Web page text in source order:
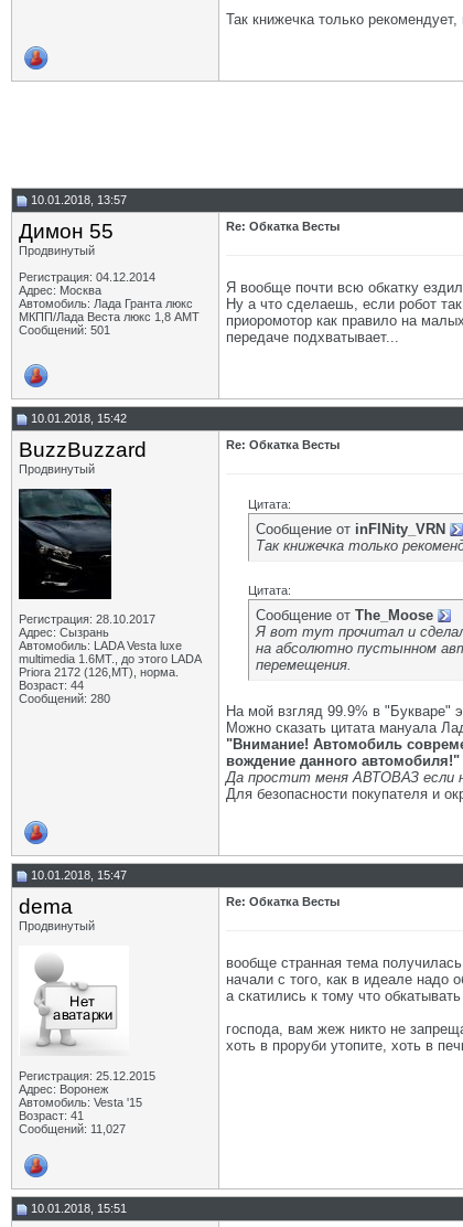
Так книжечка только
10.01.2018, 13:57
Димон 55
Продвинутый
Регистрация: 04.12.2014
Адрес: Москва
Автомобиль: Лада Гранта люкс
МКПП/Лада Веста люкс 1,8 АМТ
Сообщений: 501
Re: Обкатка Весты
Я вообще почти всю обкатку
Ну а что сделаешь, если робот
приоромотор как правило на
передаче подхватывает...
10.01.2018, 15:42
BuzzBuzzard
Продвинутый
Регистрация: 28.10.2017
Адрес: Сызрань
Автомобиль: LADA Vesta luxe
multimedia 1.6MT., до этого LADA
Priora 2172 (126,MT), норма.
Возраст: 44
Сообщений: 280
Re: Обкатка Весты
Цитата:
Сообщение от inFINity_VRN
Так книжечка только
Цитата:
Сообщение от The_Moose
Я вот тут прочитал и
на абсолютно пустынном
перемещения.
На мой взгляд 99.9% в "Букваре"
Можно сказать цитата мануала
"Внимание! Автомобиль
вождение данного автомобиля!"
Да простит меня АВТОВАЗ если
Для безопасности покупателя и
10.01.2018, 15:47
dema
Продвинутый
Регистрация: 25.12.2015
Адрес: Воронеж
Автомобиль: Vesta '15
Возраст: 41
Сообщений: 11,027
Re: Обкатка Весты
вообще странная тема получилась
начали с того, как в идеале надо
а скатились к тому что
господа, вам жеж никто не
хоть в проруби утопите, хоть в
10.01.2018, 15:51